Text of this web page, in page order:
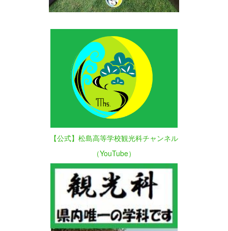
【公式】松島高等学校観光科チャンネル
（YouTube）